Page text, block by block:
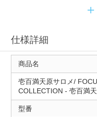
仕様詳細
商品名
壱百満天原サロメ/
COLLECTION ‐ 壱百満
型番